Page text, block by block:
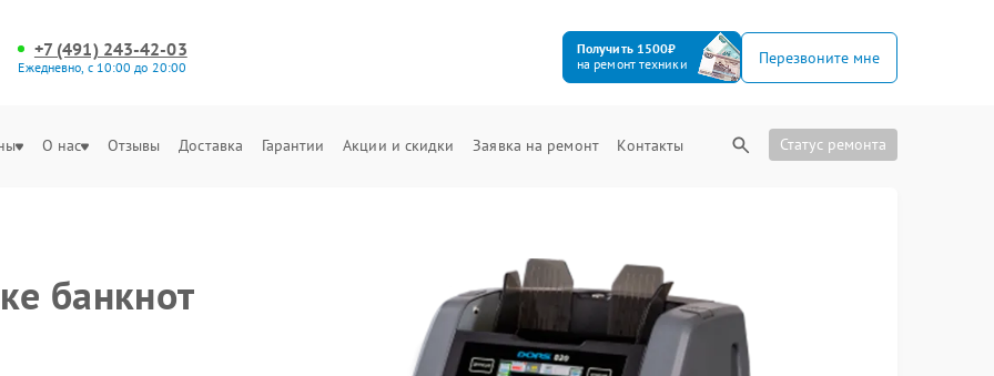
+7 (491) 243-42-03
Ежедневно, с 10:00 до 20:00
Получить 1500₽
на ремонт техники
Перезвоните мне
О нас Отзывы Доставка Гарантии Акции и скидки Заявка на ремонт Контакты Статус ремонта
банкнот